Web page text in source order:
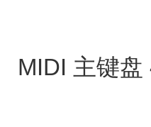
MIDI 主键盘